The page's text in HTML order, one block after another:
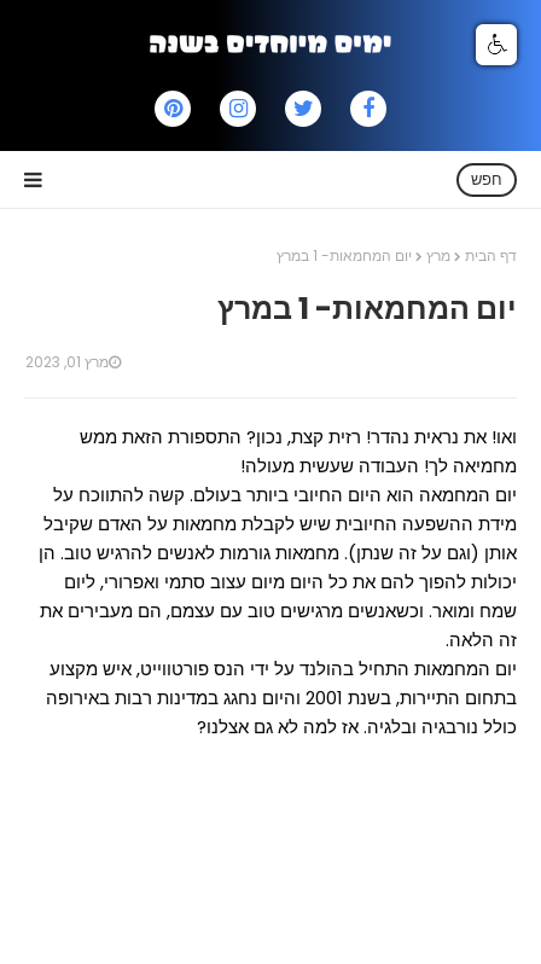
חפש
דף הבית מרץ יום המחמאות- 1 במרץ
יום המחמאות- 1 במרץ
מרץ 01, 2023
ואו! את נראית נהדר! רזית קצת, נכון? התספורת הזאת ממש
מחמיאה לך! העבודה שעשית מעולה!
יום המחמאה הוא היום החיובי ביותר בעולם. קשה להתווכח על
מידת ההשפעה החיובית שיש לקבלת מחמאות על האדם שקיבל
אותן (וגם על זה שנתן). מחמאות גורמות לאנשים להרגיש טוב. הן
יכולות להפוך להם את כל היום מיום עצוב סתמי ואפרורי, ליום
שמח ומואר. וכשאנשים מרגישים טוב עם עצמם, הם מעבירים את
זה הלאה.
יום המחמאות התחיל בהולנד על ידי הנס פורטווייט, איש מקצוע
בתחום התיירות, בשנת 2001 והיום נחגג במדינות רבות באירופה
כולל נורבגיה ובלגיה. אז למה לא גם אצלנו?